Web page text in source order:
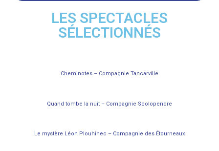
LES SPECTACLES
SÉLECTIONNÉS
Cheminotes – Compagnie Tancarville
Quand tombe la nuit – Compagnie Scolopendre
Le mystère Léon Plouhinec – Compagnie des Étourneaux